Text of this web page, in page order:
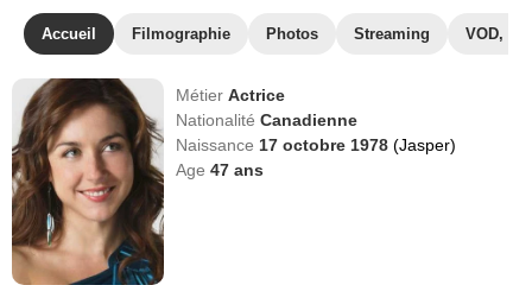
Accueil Filmographie Photos Streaming VOD,
MétierActrice
NationalitéCanadienne
Naissance 17 octobre 1978(Jasper)
Age47 ans